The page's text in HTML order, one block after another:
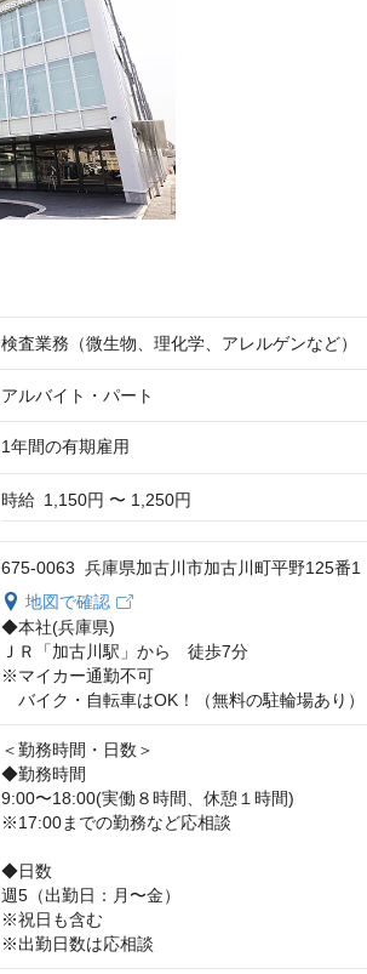
検査業務（微生物、理化学、アレルゲンなど）
アルバイト・パート
1年間の有期雇用
時給 1,150円 〜 1,250円
675-0063 兵庫県加古川市加古川町平野125番1
地図で確認
◆本社(兵庫県)
ＪＲ「加古川駅」から　徒歩7分
※マイカー通勤不可
バイク・自転車はOK！（無料の駐輪場あり）
＜勤務時間・日数＞
◆勤務時間
9:00〜18:00(実働８時間、休憩１時間)
※17:00までの勤務など応相談
◆日数
週5（出勤日：月〜金）
※祝日も含む
※出勤日数は応相談